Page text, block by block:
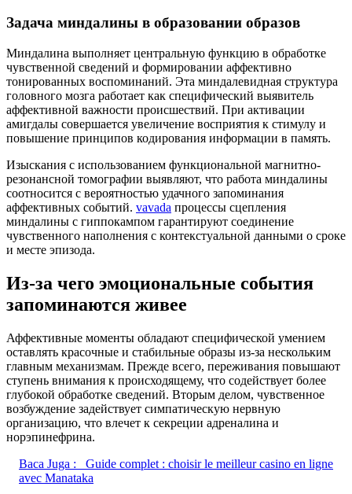
Задача миндалины в образовании образов
Миндалина выполняет центральную функцию в обработке
чувственной сведений и формировании аффективно
тонированных воспоминаний. Эта миндалевидная структура
головного мозга работает как специфический выявитель
аффективной важности происшествий. При активации
амигдалы совершается увеличение восприятия к стимулу и
повышение принципов кодирования информации в память.
Изыскания с использованием функциональной магнитно-
резонансной томографии выявляют, что работа миндалины
соотносится с вероятностью удачного запоминания
аффективных событий. vavada процессы сцепления
миндалины с гиппокампом гарантируют соединение
чувственного наполнения с контекстуальной данными о сроке
и месте эпизода.
Из-за чего эмоциональные события
запоминаются живее
Аффективные моменты обладают специфической умением
оставлять красочные и стабильные образы из-за нескольким
главным механизмам. Прежде всего, переживания повышают
ступень внимания к происходящему, что содействует более
глубокой обработке сведений. Вторым делом, чувственное
возбуждение задействует симпатическую нервную
организацию, что влечет к секреции адреналина и
норэпинефрина.
Baca Juga :
Guide complet : choisir le meilleur casino en ligne
avec Manataka